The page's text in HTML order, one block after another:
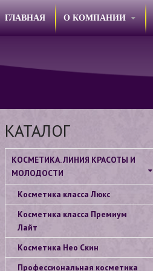
ГЛАВНАЯ О КОМПАНИИ
КАТАЛОГ
КОСМЕТИКА. ЛИНИЯ КРАСОТЫ И
МОЛОДОСТИ
Косметика класса Люкс
Косметика класса Премиум
Лайт
Косметика Нео Скин
Профессиональная косметика